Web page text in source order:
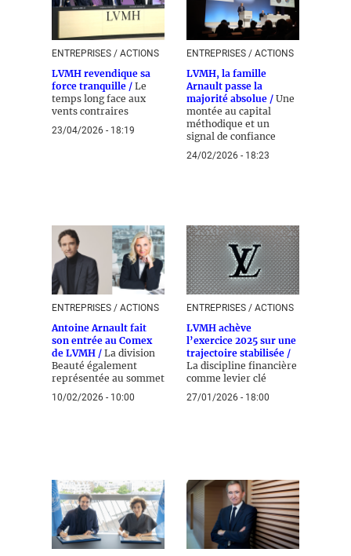
ENTREPRISES / ACTIONS
LVMH revendique sa
force tranquille / Le
temps long face aux
vents contraires
23/04/2026 - 18:19
ENTREPRISES / ACTIONS
LVMH, la famille
Arnault passe la
majorité absolue / Une
montée au capital
méthodique et un
signal de confiance
24/02/2026 - 18:23
ENTREPRISES / ACTIONS
Antoine Arnault fait
son entrée au Comex
de LVMH / La division
Beauté également
représentée au sommet
10/02/2026 - 10:00
ENTREPRISES / ACTIONS
LVMH achève
l’exercice 2025 sur une
trajectoire stabilisée /
La discipline financière
comme levier clé
27/01/2026 - 18:00